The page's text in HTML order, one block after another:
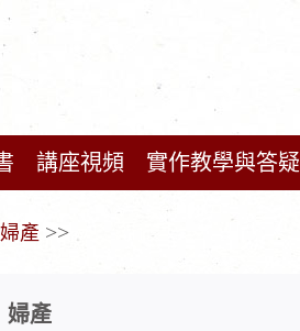
講座視頻 實作教學與答疑
婦產 >>
婦產